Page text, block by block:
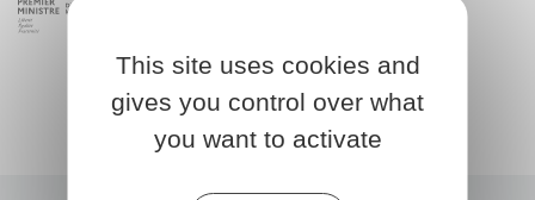
This site uses cookies and
gives you control over what
you want to activate